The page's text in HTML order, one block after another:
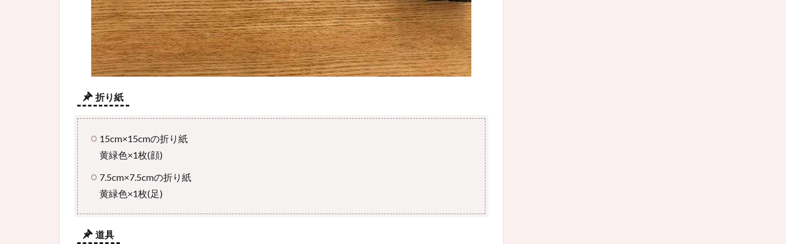
折り紙
15cm×15cmの折り紙
黄緑色×1枚(顔)
7.5cm×7.5cmの折り紙
黄緑色×1枚(足)
道具